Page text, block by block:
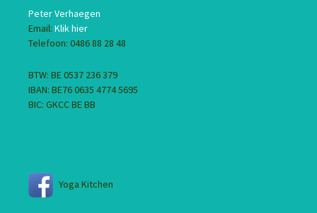
Peter Verhaegen
Email: Klik hier
Telefoon: 0486 88 28 48
BTW: BE 0537 236 379
IBAN: BE76 0635 4774 5695
BIC: GKCC BE BB
Yoga Kitchen